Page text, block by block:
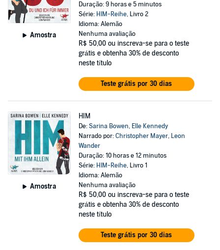
Amostra
Duração: 9 horas e 5 minutos
Série: HIM-Reihe, Livro 2
Idioma: Alemão
Nenhuma avaliação
R$ 50,00 ou inscreva-se para o teste
grátis e obtenha 30% de desconto
neste título
Teste grátis por 30 dias
Amostra
HIM
De:Sarina Bowen, Elle Kennedy
Narrado por:Christopher Mayer, Leon
Wander
Duração: 10 horas e 12 minutos
Série: HIM-Reihe, Livro 1
Idioma: Alemão
Nenhuma avaliação
R$ 50,00 ou inscreva-se para o teste
grátis e obtenha 30% de desconto
neste título
Teste grátis por 30 dias